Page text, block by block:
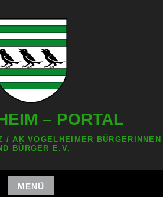
– PORTAL
/ AK VOGELHEIMER BÜRGERINNEN
BÜRGER E.V.
MENÜ